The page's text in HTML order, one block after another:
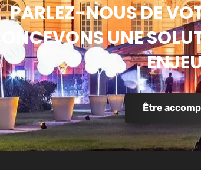
PARLEZ-NOUS DE
CONCEVONS UNE
Être